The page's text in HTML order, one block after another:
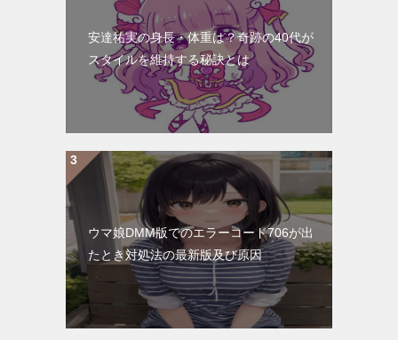
安達祐実の身長・体重は？奇跡の40代が
スタイルを維持する秘訣とは
ウマ娘DMM版でのエラーコード706が出
たとき対処法の最新版及び原因